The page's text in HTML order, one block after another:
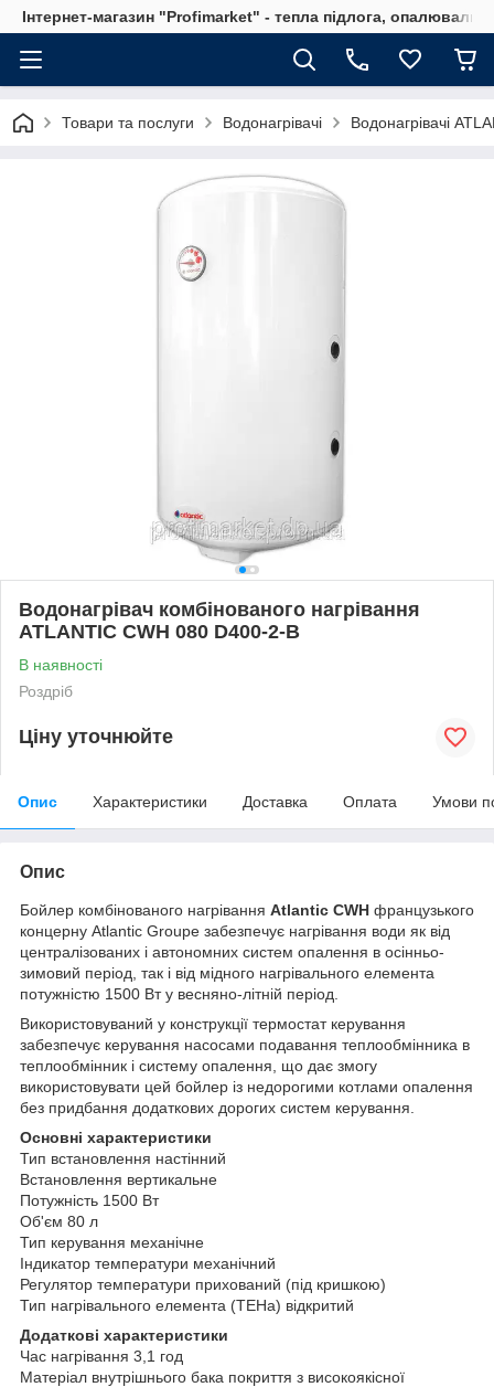
Інтернет-магазин "Profimarket" - тепла підлога,
Товари та послуги Водонагрівачі Водонагрівачі
Водонагрівач комбінованого нагрівання
ATLANTIC CWH 080 D400-2-B
В наявності
Роздріб
Ціну уточнюйте
Опис Характеристики Доставка Оплата Умови
Опис
Бойлер комбінованого нагрівання Atlantic CWH французького
концерну Atlantic Groupe забезпечує нагрівання води як від
централізованих і автономних систем опалення в осінньо-
зимовий період, так і від мідного нагрівального елемента
потужністю 1500 Вт у весняно-літній період.
Використовуваний у конструкції термостат керування
забезпечує керування насосами подавання теплообмінника в
теплообмінник і систему опалення, що дає змогу
використовувати цей бойлер із недорогими котлами опалення
без придбання додаткових дорогих систем керування.
Основні характеристики
Тип встановлення настінний
Встановлення вертикальне
Потужність 1500 Вт
Об'єм 80 л
Тип керування механічне
Індикатор температури механічний
Регулятор температури прихований (під кришкою)
Тип нагрівального елемента (ТЕНа) відкритий
Додаткові характеристики
Час нагрівання 3,1 год
Матеріал внутрішнього бака покриття з високоякісної